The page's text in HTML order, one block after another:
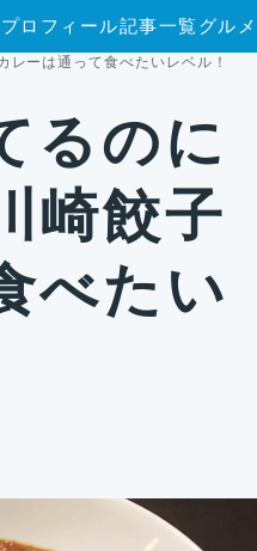
プロフィール記事一覧グルメ
ーは通って食べたいレベル！
るのに
崎餃子
べたい